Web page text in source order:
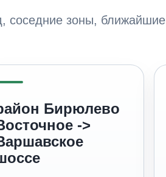
соседние зоны, ближайшие
Бирюлево
->